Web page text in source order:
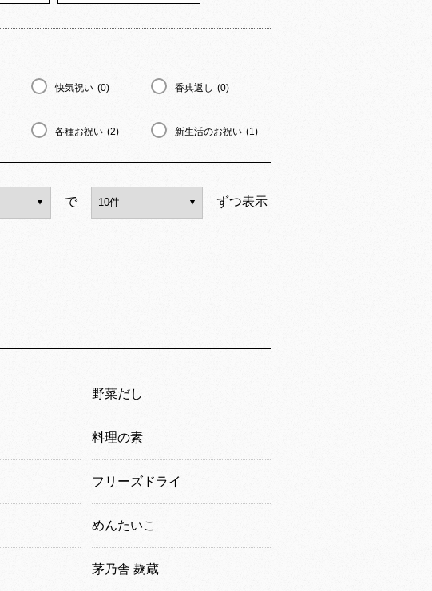
快気祝い (0) 香典返し (0)
各種お祝い (2) 新生活のお祝い (1)
で ずつ表示
野菜だし
料理の素
フリーズドライ
めんたいこ
茅乃舎 麹蔵